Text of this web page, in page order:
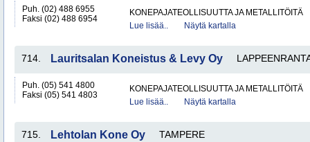
Puh. (02) 488 6955
Faksi (02) 488 6954
KONEPAJATEOLLISUUTTA JA METALLITÖITÄ
Lue lisää..
Näytä kartalla
714. Lauritsalan Koneistus & Levy Oy
Puh. (05) 541 4800
Faksi (05) 541 4803
KONEPAJATEOLLISUUTTA JA METALLITÖITÄ
Lue lisää..
Näytä kartalla
715. Lehtolan Kone Oy TAMPERE